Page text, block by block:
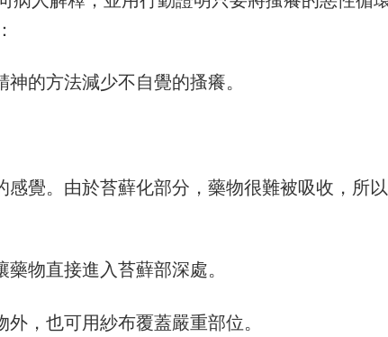
的方法減少不自覺的搔癢。
覺。由於苔蘚化部分，藥物很難被吸收，所以
物直接進入苔蘚部深處。
，也可用紗布覆蓋嚴重部位。